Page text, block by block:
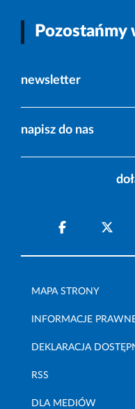
Pozostańmy
newsletter
napisz do nas
MAPA STRONY
INFORMACJE
DEKLARACJA
RSS
DLA MEDIÓW